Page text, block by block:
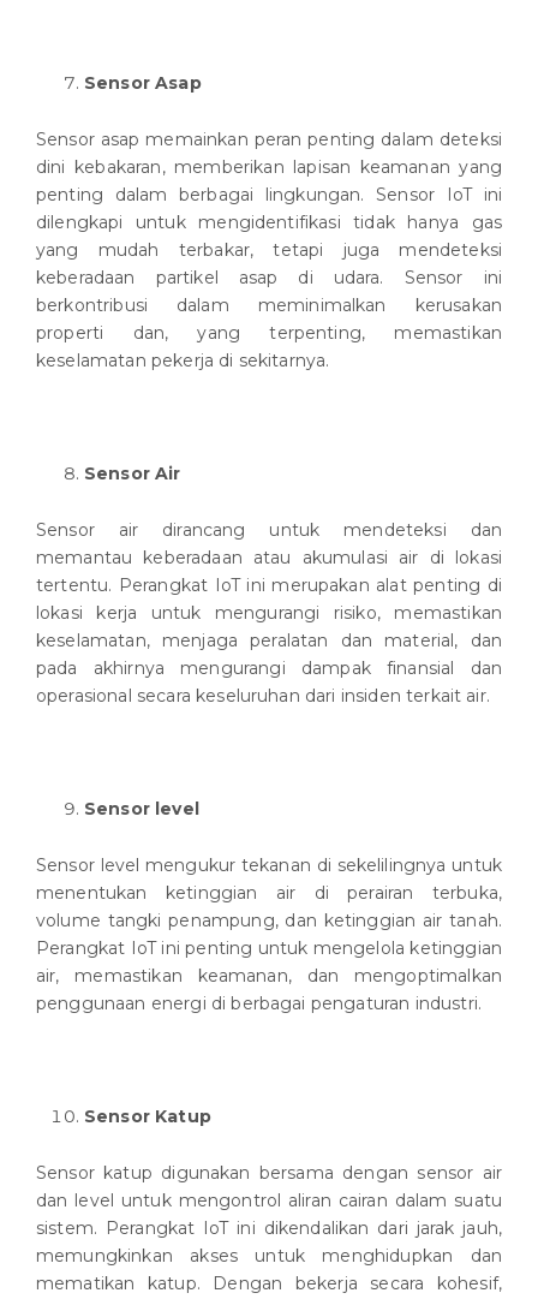
Sensor Asap
Sensor asap memainkan peran penting dalam deteksi
dini kebakaran, memberikan lapisan keamanan yang
penting dalam berbagai lingkungan. Sensor IoT ini
dilengkapi untuk mengidentifikasi tidak hanya gas
yang mudah terbakar, tetapi juga mendeteksi
keberadaan partikel asap di udara. Sensor ini
berkontribusi dalam meminimalkan kerusakan
properti dan, yang terpenting, memastikan
keselamatan pekerja di sekitarnya.
Sensor Air
Sensor air dirancang untuk mendeteksi dan
memantau keberadaan atau akumulasi air di lokasi
tertentu. Perangkat IoT ini merupakan alat penting di
lokasi kerja untuk mengurangi risiko, memastikan
keselamatan, menjaga peralatan dan material, dan
pada akhirnya mengurangi dampak finansial dan
operasional secara keseluruhan dari insiden terkait air.
Sensor level
Sensor level mengukur tekanan di sekelilingnya untuk
menentukan ketinggian air di perairan terbuka,
volume tangki penampung, dan ketinggian air tanah.
Perangkat IoT ini penting untuk mengelola ketinggian
air, memastikan keamanan, dan mengoptimalkan
penggunaan energi di berbagai pengaturan industri.
Sensor Katup
Sensor katup digunakan bersama dengan sensor air
dan level untuk mengontrol aliran cairan dalam suatu
sistem. Perangkat IoT ini dikendalikan dari jarak jauh,
memungkinkan akses untuk menghidupkan dan
mematikan katup. Dengan bekerja secara kohesif,